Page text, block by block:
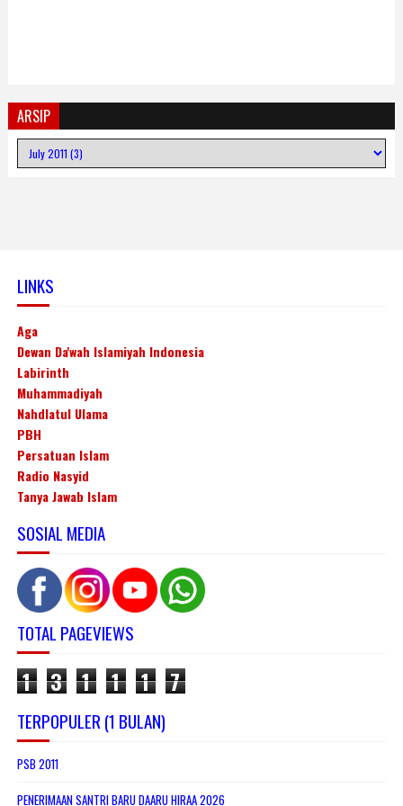
ARSIP
LINKS
Aga
Dewan Da'wah Islamiyah Indonesia
Labirinth
Muhammadiyah
Nahdlatul Ulama
PBH
Persatuan Islam
Radio Nasyid
Tanya Jawab Islam
SOSIAL MEDIA
TOTAL PAGEVIEWS
1 3 1 1 1 7
TERPOPULER (1 BULAN)
PSB 2011
PENERIMAAN SANTRI BARU DAARU HIRAA 2026